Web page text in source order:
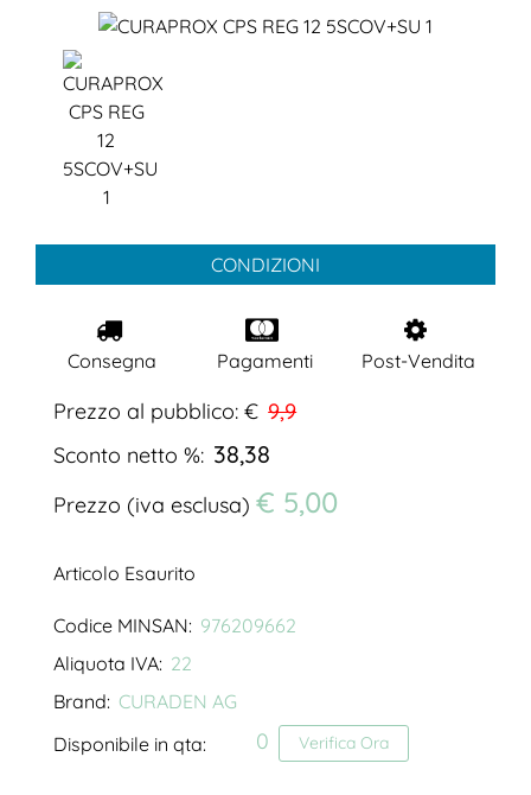
CONDIZIONI
Consegna Pagamenti Post-Vendita
Prezzo al pubblico: € 9,9
Sconto netto %: 38,38
Prezzo (iva esclusa) € 5,00
Articolo Esaurito
Codice MINSAN: 976209662
Aliquota IVA: 22
Brand: CURADEN AG
Disponibile in qta:
Verifica Ora
0